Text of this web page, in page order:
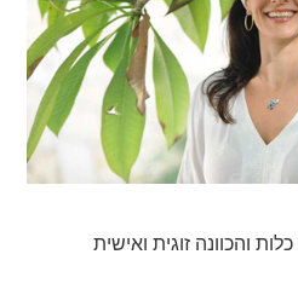
והכוונה זוגית ואישית‏